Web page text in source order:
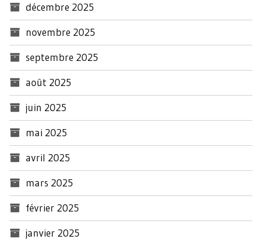
décembre 2025
novembre 2025
septembre 2025
août 2025
juin 2025
mai 2025
avril 2025
mars 2025
février 2025
janvier 2025